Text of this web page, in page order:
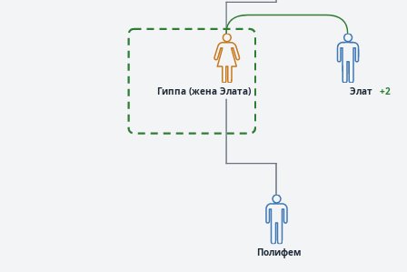
Элат +2
Полифем
Гиппа (жена Элата)